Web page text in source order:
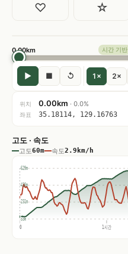
♡ ☆
0.00km 시간 기반
▶ ■ ↺ 1× 2×
위치 0.00km · 0.0%
좌표 35.18114, 129.16763
고도 · 속도
고도60m 속도2.9km/h
0 1시간
629m
430m
231m
33m